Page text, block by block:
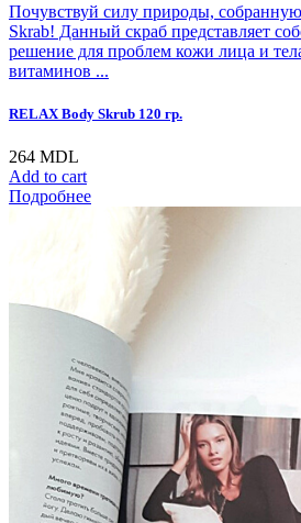
Почувствуй силу природы,
Skrab! Данный скраб представляет
решение для проблем кожи лица и
витаминов ...
RELAX Body Skrub 120 гр.
264 MDL
Add to cart
Подробнее